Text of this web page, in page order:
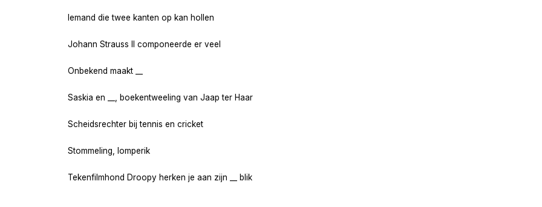
Iemand die twee kanten op kan hollen
Johann Strauss II componeerde er veel
Onbekend maakt __
Saskia en __, boekentweeling van Jaap ter Haar
Scheidsrechter bij tennis en cricket
Stommeling, lomperik
Tekenfilmhond Droopy herken je aan zijn __ blik